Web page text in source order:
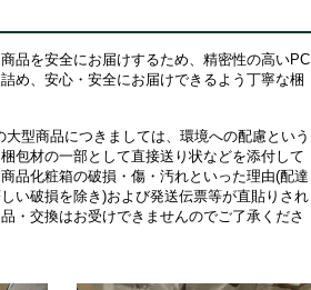
品を安全にお届けするため、精密性の高いPC
め、安心・安全にお届けできるよう丁寧な梱
型商品につきましては、環境への配慮という
包材の一部として直接送り状などを添付して
品化粧箱の破損・傷・汚れといった理由(配達
い破損を除き)および発送伝票等が直貼りされ
・交換はお受けできませんのでご了承くださ